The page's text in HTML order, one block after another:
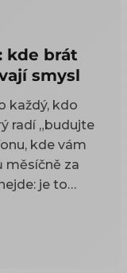
kde brát
smysl
každý, kdo
radí „budujte
kde vám
měsíčně za
je to
— čím
tím